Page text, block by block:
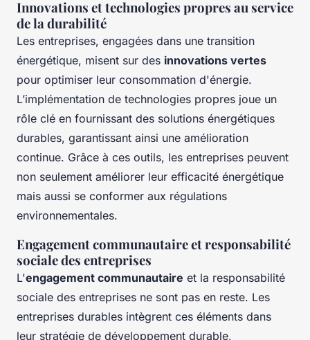
Innovations et technologies propres au service
de la durabilité
Les entreprises, engagées dans une transition
énergétique, misent sur des innovations vertes
pour optimiser leur consommation d'énergie.
L’implémentation de technologies propres joue un
rôle clé en fournissant des solutions énergétiques
durables, garantissant ainsi une amélioration
continue. Grâce à ces outils, les entreprises peuvent
non seulement améliorer leur efficacité énergétique
mais aussi se conformer aux régulations
environnementales.
Engagement communautaire et responsabilité
sociale des entreprises
L'engagement communautaire et la responsabilité
sociale des entreprises ne sont pas en reste. Les
entreprises durables intègrent ces éléments dans
leur stratégie de développement durable,